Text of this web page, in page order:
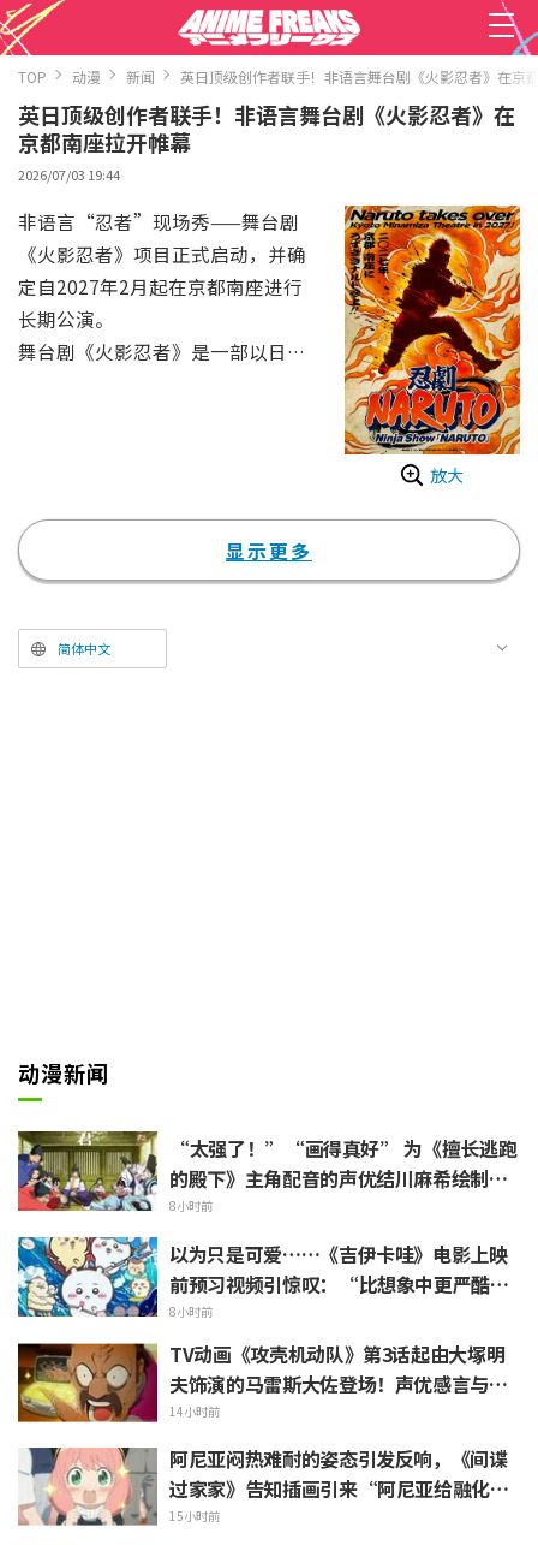
TOP 动漫 新闻 英日顶级创作者联手！非语言舞台剧《火影忍者》在京
英日顶级创作者联手！非语言舞台剧《火影忍者》在
京都南座拉开帷幕
2026/07/03 19:44
放大
非语言“忍者”现场秀——舞台剧
《火影忍者》项目正式启动，并确
定自2027年2月起在京都南座进行
长期公演。
舞台剧《火影忍者》是一部以日本
通过真人演员的动作戏、杂技以及
空中特技等身体表现，与投影映
射、魔术等最新科技相融合，更利
的南座的各种舞台机构，来呈现
《火影忍者》中的忍术。
显示更多
简体中文
动漫新闻
“太强了！”“画得真好” 为《擅长逃跑
的殿下》主角配音的声优结川麻希绘制的
第13话ED插画引发赞叹
8小时前
以为只是可爱……《吉伊卡哇》电影上映
前预习视频引惊叹：“比想象中更严酷”
“全是关于打工的话题”的反差感
8小时前
TV动画《攻壳机动队》第3话起由大塚明
夫饰演的马雷斯大佐登场！声优感言与片
尾插画公开
14小时前
阿尼亚闷热难耐的姿态引发反响，《间谍
过家家》告知插画引来“阿尼亚给融化
了”
15小时前